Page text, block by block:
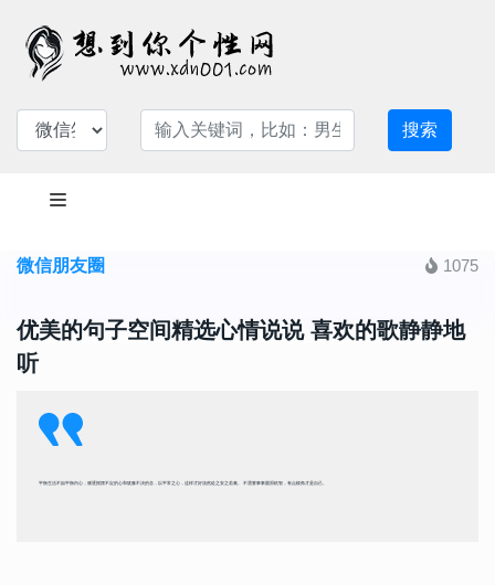
搜索
微信朋友圈 1075
优美的句子空间精选心情说说 喜欢的歌静静地
听
平衡生活不如平衡内心，驱逐摇摆不定的心和犹豫不决的念，以平常之心，这样才好淡然处之安之若素。 不需要事事圆滑机智，有点棱角才是自己。